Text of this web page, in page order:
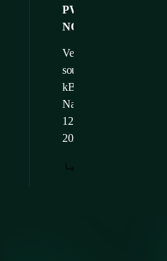
PWR-
NO_web
Velikost
souboru: 125,19
kB
Nahráno: 17.
12.
2024